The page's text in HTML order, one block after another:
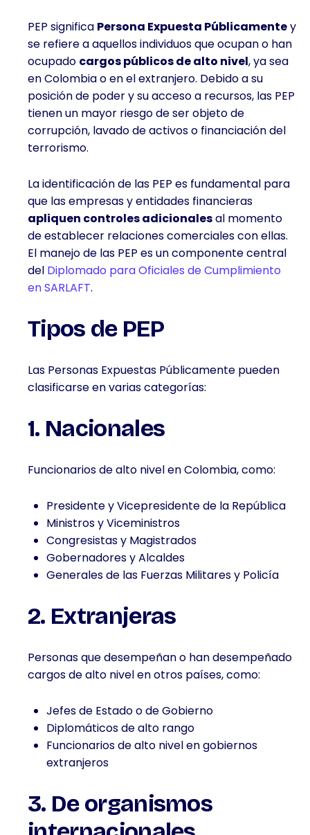
PEP significa Persona Expuesta Públicamentey
se refiere a aquellos individuos que ocupan o han
ocupado cargos públicos de alto nivel, ya sea
en Colombia o en el extranjero. Debido a su
posición de poder y su acceso a recursos, las PEP
tienen un mayor riesgo de ser objeto de
corrupción, lavado de activos o financiación del
terrorismo.
La identificación de las PEP es fundamental para
que las empresas y entidades financieras
apliquen controles adicionalesal momento
de establecer relaciones comerciales con ellas.
El manejo de las PEP es un componente central
del Diplomado para Oficiales de Cumplimiento
en SARLAFT.
Tipos de PEP
Las Personas Expuestas Públicamente pueden
clasificarse en varias categorías:
1. Nacionales
Funcionarios de alto nivel en Colombia, como:
Presidente y Vicepresidente de la República
Ministros y Viceministros
Congresistas y Magistrados
Gobernadores y Alcaldes
Generales de las Fuerzas Militares y Policía
2. Extranjeras
Personas que desempeñan o han desempeñado
cargos de alto nivel en otros países, como:
Jefes de Estado o de Gobierno
Diplomáticos de alto rango
Funcionarios de alto nivel en gobiernos
extranjeros
3. De organismos
FINANZAS
E
INVERSIÓN